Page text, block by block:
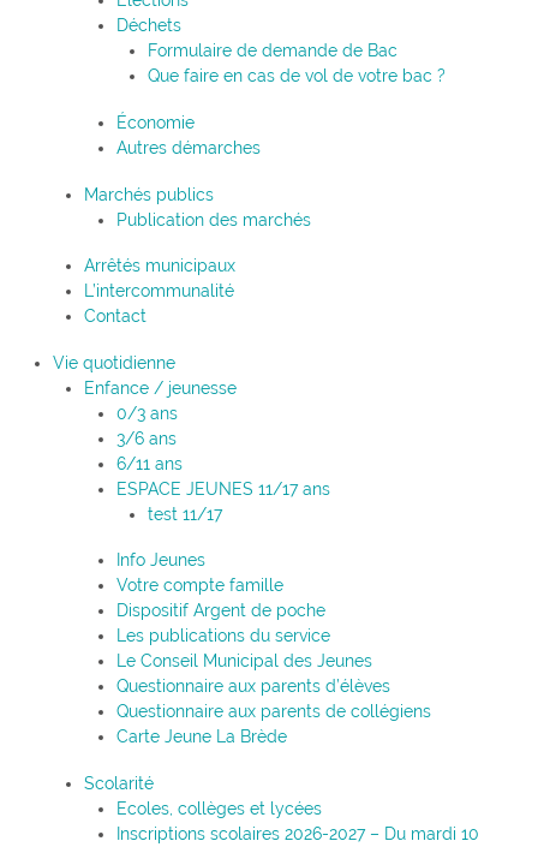
Déchets
Formulaire de demande de Bac
Que faire en cas de vol de votre bac ?
Économie
Autres démarches
Marchés publics
Publication des marchés
Arrêtés municipaux
L’intercommunalité
Contact
Vie quotidienne
Enfance / jeunesse
0/3 ans
3/6 ans
6/11 ans
ESPACE JEUNES 11/17 ans
test 11/17
Info Jeunes
Votre compte famille
Dispositif Argent de poche
Les publications du service
Le Conseil Municipal des Jeunes
Questionnaire aux parents d’élèves
Questionnaire aux parents de collégiens
Carte Jeune La Brède
Scolarité
Ecoles, collèges et lycées
Inscriptions scolaires 2026-2027 – Du mardi 10